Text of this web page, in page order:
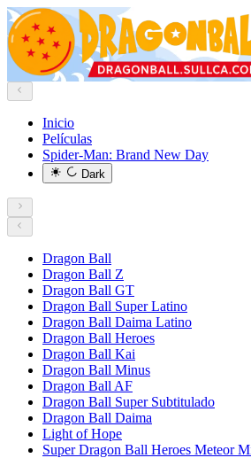
Inicio
Películas
Spider-Man: Brand New Day
Dark
Dragon Ball
Dragon Ball Z
Dragon Ball GT
Dragon Ball Super Latino
Dragon Ball Daima Latino
Dragon Ball Heroes
Dragon Ball Kai
Dragon Ball Minus
Dragon Ball AF
Dragon Ball Super Subtitulado
Dragon Ball Daima
Light of Hope
Super Dragon Ball Heroes Meteor